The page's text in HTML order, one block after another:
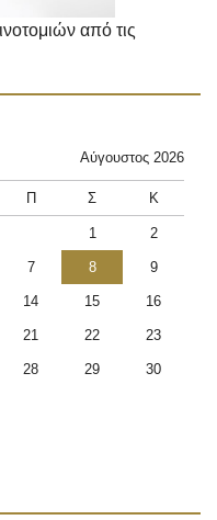
από τις
Αύγουστος 2026
Π Σ Κ
1 2
7 8 9
14 15 16
21 22 23
28 29 30